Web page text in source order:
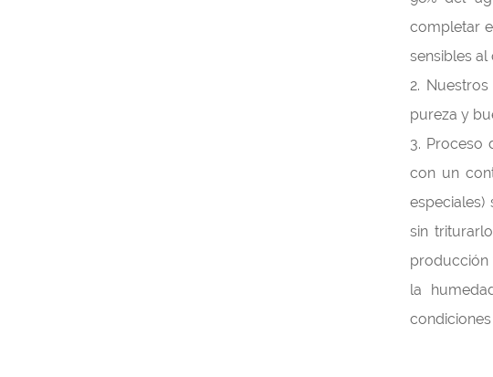
completar
sensibles al
2.
pureza y
3. Proceso
con un
sin
producción
la